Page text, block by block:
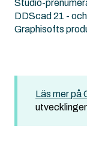
Studio-
DDScad 21 -
Graphisofts
Läs mer på